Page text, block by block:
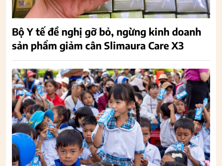
Bộ Y tế đề nghị gỡ bỏ, ngừng kinh doanh
sản phẩm giảm cân Slimaura Care X3